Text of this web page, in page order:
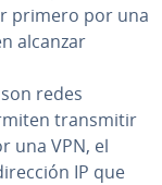
primero por una
alcanzar
redes
tra­n­s­mi­tir
una VPN, el
IP que